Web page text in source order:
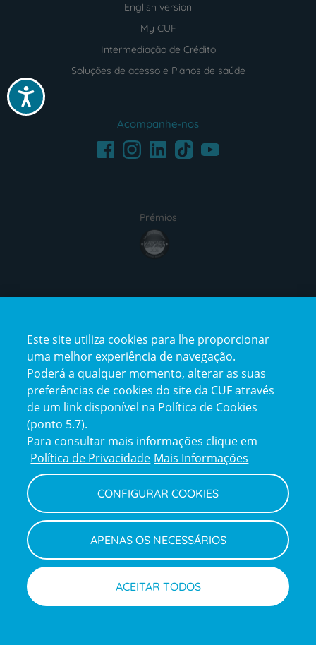
Acessibilidade
English version
My CUF
Intermediação de Crédito
Soluções de acesso e Planos de saúde
Acompanhe-nos
FacebookInstagramLinkedInTikTokYoutube
Prémios
award4
certification2certification3
Reclamações
e
elogios
Policy
Política de Privacidade e Cookies
Termos e Condições
Declaração de Acessibilidade
Canal de Denúncias
Informações legais
Este site utiliza cookies para lhe proporcionar
uma melhor experiência de navegação.
Poderá a qualquer momento, alterar as suas
preferências de cookies do site da CUF através
de um link disponível na Política de Cookies
(ponto 5.7).
Para consultar mais informações clique em
Política de Privacidade Mais Informações
CONFIGURAR COOKIES
APENAS OS NECESSÁRIOS
ACEITAR TODOS